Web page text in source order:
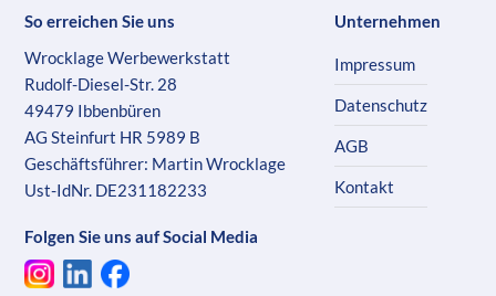
So erreichen Sie uns
Wrocklage Werbewerkstatt
Rudolf-Diesel-Str. 28
49479 Ibbenbüren
AG Steinfurt HR 5989 B
Geschäftsführer: Martin Wrocklage
Ust-IdNr. DE231182233
Folgen Sie uns auf Social Media
Unternehmen
Impressum
Datenschutz
AGB
Kontakt